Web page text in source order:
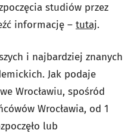
studiów przez
informację – tutaj.
i najbardziej znanych
Jak podaje
Wrocławiu, spośród
Wrocławia, od 1
lub